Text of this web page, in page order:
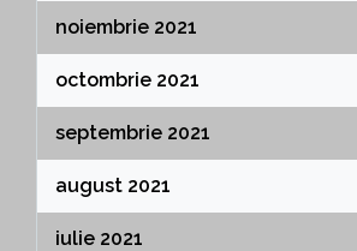
noiembrie 2021
octombrie 2021
septembrie 2021
august 2021
iulie 2021